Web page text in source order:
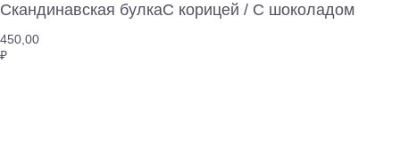
Скандинавская булкаС корицей / С шоколадом
450,00
₽